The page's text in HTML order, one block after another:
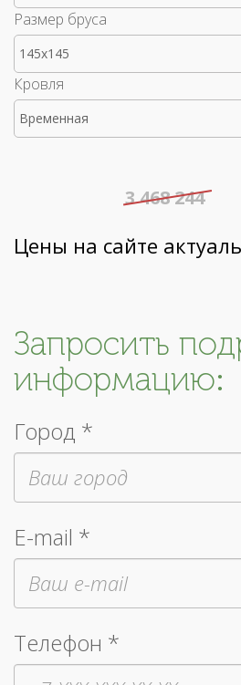
Размер бруса
145x145
Кровля
Временная
3 468 244
Цены на сайте
Запросить
информацию:
Город *
E-mail *
Телефон *